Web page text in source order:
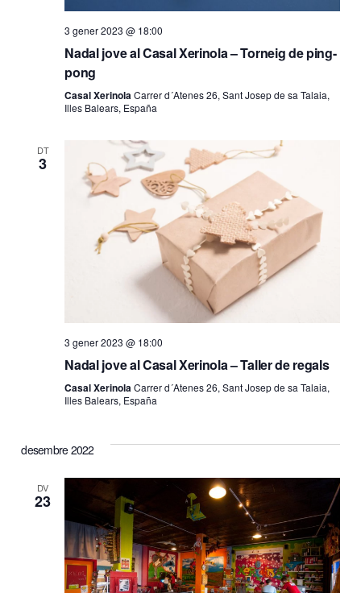
3 gener 2023 @ 18:00
Nadal jove al Casal Xerinola – Torneig de ping-
pong
Casal XerinolaCarrer d´Atenes 26, Sant Josep de sa Talaia,
Illes Balears, España
DT
3
3 gener 2023 @ 18:00
Nadal jove al Casal Xerinola – Taller de regals
Casal XerinolaCarrer d´Atenes 26, Sant Josep de sa Talaia,
Illes Balears, España
desembre 2022
DV
23